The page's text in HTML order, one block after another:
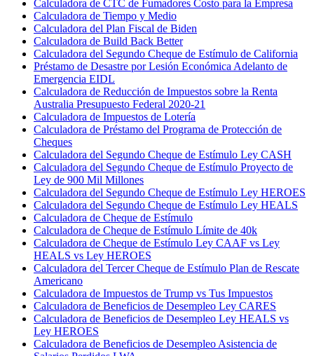
Calculadora de CTC de Fumadores Costo para la Empresa
Calculadora de Tiempo y Medio
Calculadora del Plan Fiscal de Biden
Calculadora de Build Back Better
Calculadora del Segundo Cheque de Estímulo de California
Préstamo de Desastre por Lesión Económica Adelanto de
Emergencia EIDL
Calculadora de Reducción de Impuestos sobre la Renta
Australia Presupuesto Federal 2020-21
Calculadora de Impuestos de Lotería
Calculadora de Préstamo del Programa de Protección de
Cheques
Calculadora del Segundo Cheque de Estímulo Ley CASH
Calculadora del Segundo Cheque de Estímulo Proyecto de
Ley de 900 Mil Millones
Calculadora del Segundo Cheque de Estímulo Ley HEROES
Calculadora del Segundo Cheque de Estímulo Ley HEALS
Calculadora de Cheque de Estímulo
Calculadora de Cheque de Estímulo Límite de 40k
Calculadora de Cheque de Estímulo Ley CAAF vs Ley
HEALS vs Ley HEROES
Calculadora del Tercer Cheque de Estímulo Plan de Rescate
Americano
Calculadora de Impuestos de Trump vs Tus Impuestos
Calculadora de Beneficios de Desempleo Ley CARES
Calculadora de Beneficios de Desempleo Ley HEALS vs
Ley HEROES
Calculadora de Beneficios de Desempleo Asistencia de